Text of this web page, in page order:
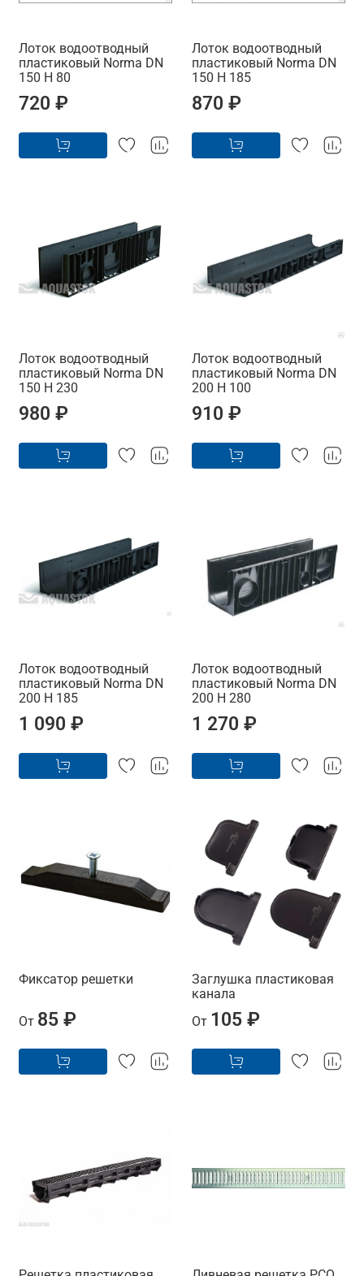
Лоток водоотводный
пластиковый Norma DN
150 H 80
720 ₽
Лоток водоотводный
пластиковый Norma DN
150 H 185
870 ₽
Лоток водоотводный
пластиковый Norma DN
150 H 230
980 ₽
Лоток водоотводный
пластиковый Norma DN
200 H 100
910 ₽
Лоток водоотводный
пластиковый Norma DN
200 H 185
1 090 ₽
Лоток водоотводный
пластиковый Norma DN
200 H 280
1 270 ₽
Фиксатор решетки
От 85 ₽
Заглушка пластиковая
канала
От 105 ₽